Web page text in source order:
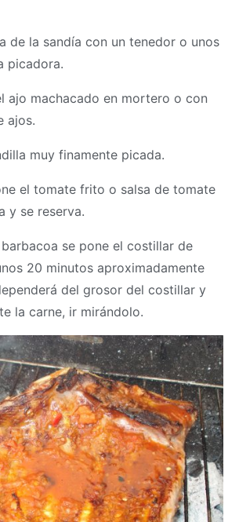
de la sandía con un tenedor o unos
picadora.
ajo machacado en mortero o con
ajos.
muy finamente picada.
el tomate frito o salsa de tomate
y se reserva.
se pone el costillar de
20 minutos aproximadamente
del grosor del costillar y
la carne, ir mirándolo.